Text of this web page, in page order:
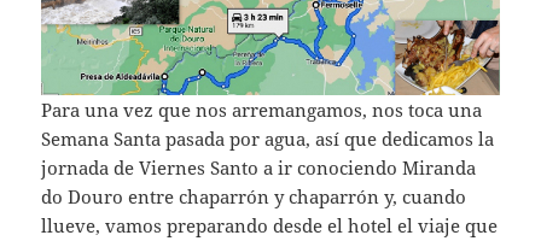
Para una vez que nos arremangamos, nos toca una
Semana Santa pasada por agua, así que dedicamos la
jornada de Viernes Santo a ir conociendo Miranda
do Douro entre chaparrón y chaparrón y, cuando
llueve, vamos preparando desde el hotel el viaje que